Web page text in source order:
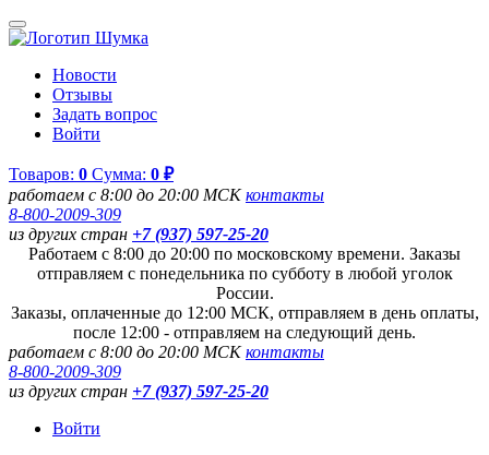
Новости
Отзывы
Задать вопрос
Войти
Товаров: 0 Сумма: 0 ₽
работаем с 8:00 до 20:00 МСКконтакты
8-800-2009-309
из других стран +7 (937) 597-25-20
Работаем с 8:00 до 20:00 по московскому времени. Заказы
отправляем с понедельника по субботу в любой уголок
России.
Заказы, оплаченные до 12:00 МСК, отправляем в день оплаты,
после 12:00 - отправляем на следующий день.
работаем с 8:00 до 20:00 МСКконтакты
8-800-2009-309
из других стран +7 (937) 597-25-20
Войти